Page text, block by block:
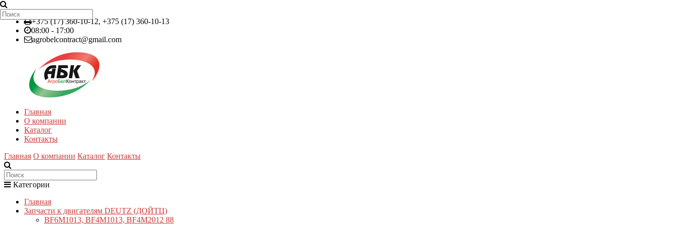
+375 (17) 360-10-12, +375 (17) 360-10-13
08:00 - 17:00
agrobelcontract@gmail.com
Главная
О компании
Каталог
Контакты
Главная О компании Каталог Контакты
Категории
Главная
Запчасти к двигателям DEUTZ (ДОЙТЦ)
BF6M1013, BF4M1013, BF4M2012 88